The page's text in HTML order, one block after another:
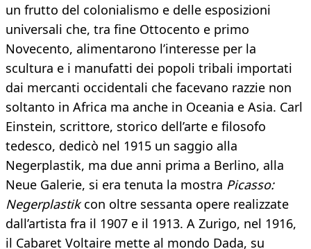
un frutto del colonialismo e delle esposizioni
universali che, tra fine Ottocento e primo
Novecento, alimentarono l’interesse per la
scultura e i manufatti dei popoli tribali importati
dai mercanti occidentali che facevano razzie non
soltanto in Africa ma anche in Oceania e Asia. Carl
Einstein, scrittore, storico dell’arte e filosofo
tedesco, dedicò nel 1915 un saggio alla
Negerplastik, ma due anni prima a Berlino, alla
Neue Galerie, si era tenuta la mostra Picasso:
Negerplastikcon oltre sessanta opere realizzate
dall’artista fra il 1907 e il 1913. A Zurigo, nel 1916,
il Cabaret Voltaire mette al mondo Dada, su